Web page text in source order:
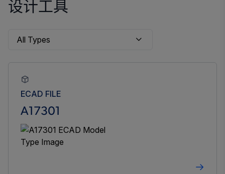
设计工具
ECAD FILE
A17301